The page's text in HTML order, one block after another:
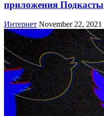
приложения Подкасты
Интернет November 22, 2021